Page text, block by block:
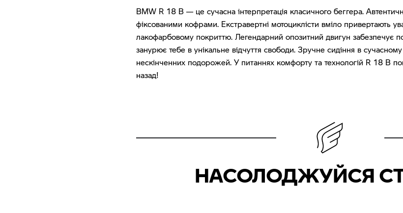
BMW R 18 B — це сучасна інтерпретація класичного беггера.
фіксованими кофрами. Екстравертні мотоциклісти вміло привертають
лакофарбовому покриттю. Легендарний опозитний двигун забезпечує
занурює тебе в унікальне відчуття свободи. Зручне сидіння в
нескінченних подорожей. У питаннях комфорту та технологій R 18 B
назад!
НАСОЛОДЖУЙСЯ